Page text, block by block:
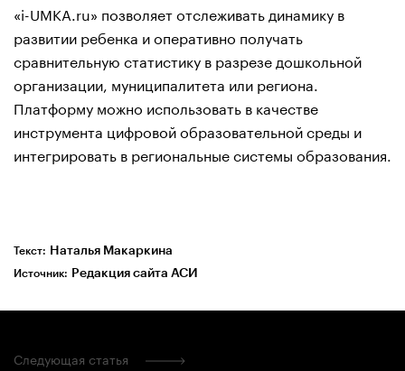
«i-UMKA.ru» позволяет отслеживать динамику в
развитии ребенка и оперативно получать
сравнительную статистику в разрезе дошкольной
организации, муниципалитета или региона.
Платформу можно использовать в качестве
инструмента цифровой образовательной среды и
интегрировать в региональные системы образования.
Текст: Наталья Макаркина
Источник: Редакция сайта АСИ
Следующая статья